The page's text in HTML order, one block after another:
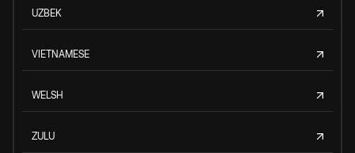
UZBEK
VIETNAMESE
WELSH
ZULU